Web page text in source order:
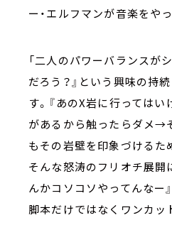
ー・エルフマンが音楽をやっ
「二人のパワーバランスが
だろう？』という興味の持
す。『あのX岩に行っては
があるから触ったらダメ→
もその岩壁を印象づけるた
そんな怒涛のフリオチ展開
んかコソコソやってんなー
脚本だけではなくワンカッ